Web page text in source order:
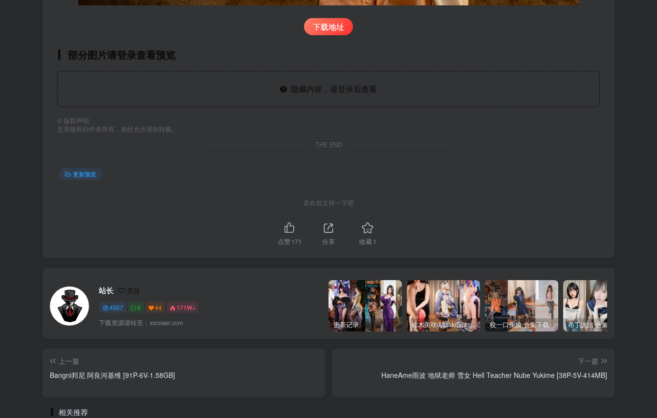
下载地址
部分图片请登录查看预览
隐藏内容，请登录后查看
© 版权声明
文章版权归作者所有，未经允许请勿转载。
THE END
更新预览
喜欢就支持一下吧
点赞171 分享 收藏1
站长 关注
4557 6 44 171W+
下载资源请转至：xxcoser.com 更新记录 铃木美咲(MisakiSuzuki) 合集下载 咬一口兔娘 合集下载 布丁大法 合集下载
上一篇
Bangni邦尼 阿良河基维 [91P-6V-1.58GB]
下一篇
HaneAme雨波 地狱老师 雪女 Hell Teacher Nube Yukime [38P-5V-414MB]
相关推荐